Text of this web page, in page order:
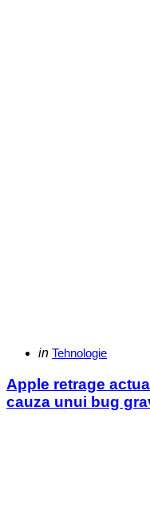
Categories
Posted
in Tehnologie
Apple retrage
cauza unui bug